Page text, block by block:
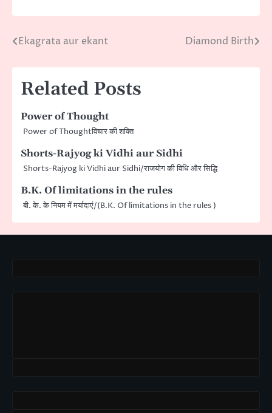
Post
navigation
Ekagrata aur ekant Diamond Birth
Related Posts
Power of Thought
Power of Thoughtविचार की शक्ति
Shorts-Rajyog ki Vidhi aur Sidhi
Shorts-Rajyog ki Vidhi aur Sidhi/राजयोग की विधि और सिद्धि
B.K. Of limitations in the rules
बी. के. के नियम में मर्यादाएं/(B.K. Of limitations in the rules )